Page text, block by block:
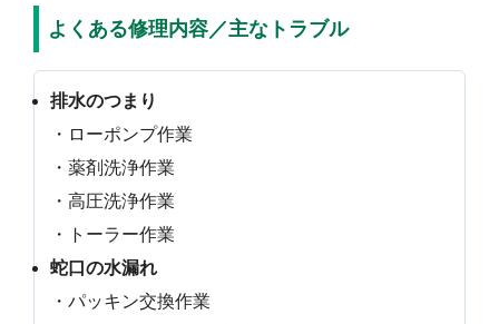
よくある修理内容／主なトラブル
排水のつまり
・ローポンプ作業
・薬剤洗浄作業
・高圧洗浄作業
・トーラー作業
蛇口の水漏れ
・パッキン交換作業